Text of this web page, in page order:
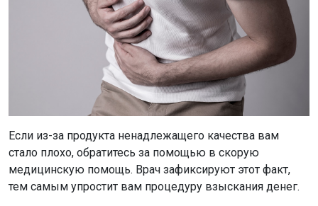
Если из-за продукта ненадлежащего качества вам
стало плохо, обратитесь за помощью в скорую
медицинскую помощь. Врач зафиксируют этот факт,
тем самым упростит вам процедуру взыскания денег.